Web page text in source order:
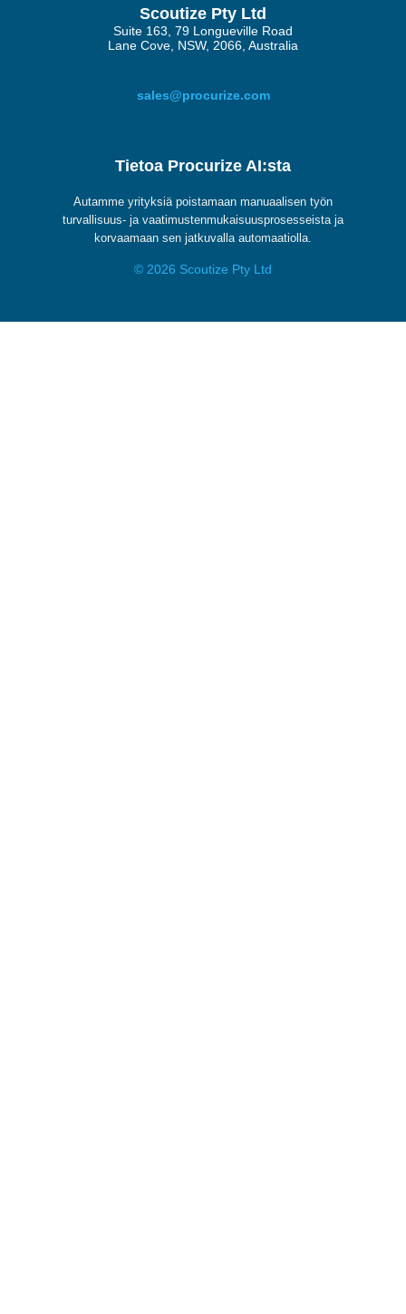
Scoutize Pty Ltd
Suite 163, 79 Longueville Road
Lane Cove, NSW, 2066, Australia
sales@procurize.com
Tietoa Procurize AI:sta
Autamme yrityksiä poistamaan manuaalisen työn
turvallisuus- ja vaatimustenmukaisuusprosesseista ja
korvaamaan sen jatkuvalla automaatiolla.
© 2026 Scoutize Pty Ltd